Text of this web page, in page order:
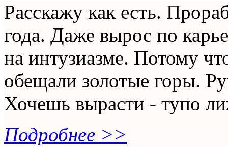
Расскажу как есть.
года. Даже вырос по
на интузиазме. Потому
обещали золотые горы.
Хочешь вырасти - тупо
Подробнее >>